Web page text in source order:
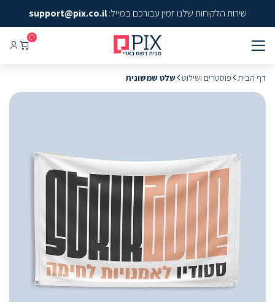
שירות הלקוחות שלנו זמין עבורכם במייל:support@pix.co.il
דף הבית פוסטרים ושילוט שלט שמשונית